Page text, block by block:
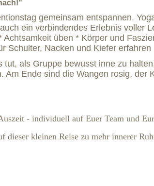
gemeinsam entspannen.
ein verbindendes Erlebnis voller
Achtsamkeit üben * Körper und
Schulter, Nacken und Kiefer erfahren
tut, als Gruppe bewusst inne zu
Am Ende sind die Wangen rosig, der
- individuell auf Euer Team und
dieser kleinen Reise zu mehr innerer